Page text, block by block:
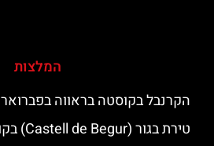
המלצות
הקרנבל בקוסטה בראווה בפברואר
טירת בגור (Castell de Begur) בקוסטה ברווה